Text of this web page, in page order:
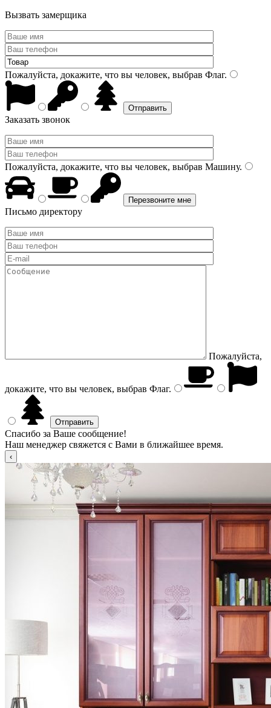
Вызвать замерщика
Пожалуйста, докажите, что вы человек, выбрав Флаг.
Заказать звонок
Пожалуйста, докажите, что вы человек, выбрав Машину.
Письмо директору
Пожалуйста,
докажите, что вы человек, выбрав Флаг.
Спасибо за Ваше сообщение!
Наш менеджер свяжется с Вами в ближайшее время.